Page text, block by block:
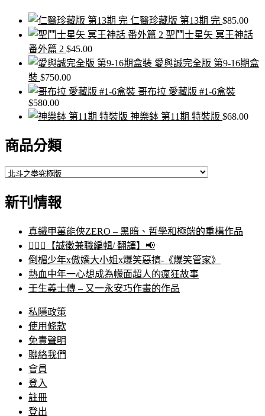
仁醫珍藏版 第13期 完 $85.00
聖鬥士星矢 冥王神話
番外篇 2 $45.00
愛與誠完全版 第9-16期盒
裝 $750.00
哥布拉 愛藏版 #1-6盒裝
$580.00
神樂鉢 第11期 特裝版 $68.00
商品分類
新刊情報
真鐵甲萬能俠ZERO – 黑暗、哲學和極端的重構作品
🙋🏻‍♀️【誠徵兼職編輯/ 翻譯】📢
倒楣少年x傲嬌大小姐x爆笑惡搞-《爆笑管家》
熱血中年一心想成為幪面超人的瘋狂故事
壬生義士傳 – 又一永安巧作畫的作品
私隱政策
使用條款
免責聲明
聯絡我們
會員
登入
註冊
登出